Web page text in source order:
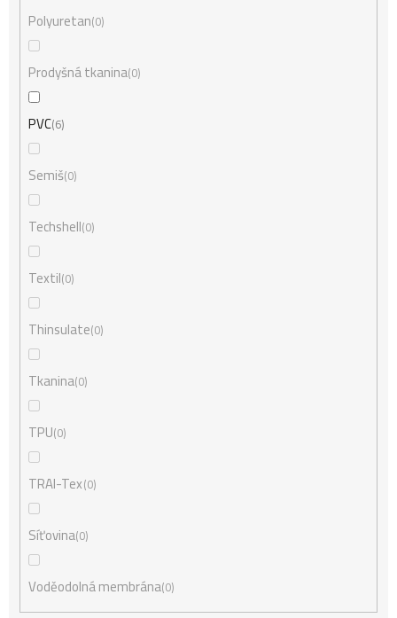
Polyuretan 0
Prodyšná tkanina 0
PVC 6
Semiš 0
Techshell 0
Textil 0
Thinsulate 0
Tkanina 0
TPU 0
TRAI-Tex 0
Síťovina 0
Voděodolná membrána 0